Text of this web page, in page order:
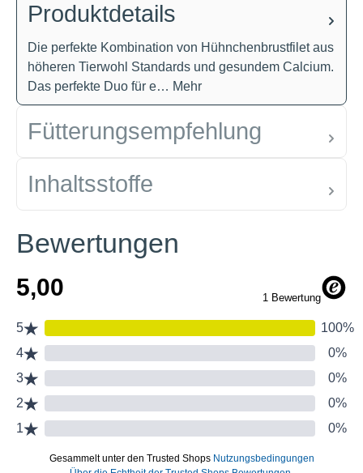
Produktdetails
Die perfekte Kombination von Hühnchenbrustfilet aus
höheren Tierwohl Standards und gesundem Calcium.
Das perfekte Duo für e… Mehr
Fütterungsempfehlung
Inhaltsstoffe
Bewertungen